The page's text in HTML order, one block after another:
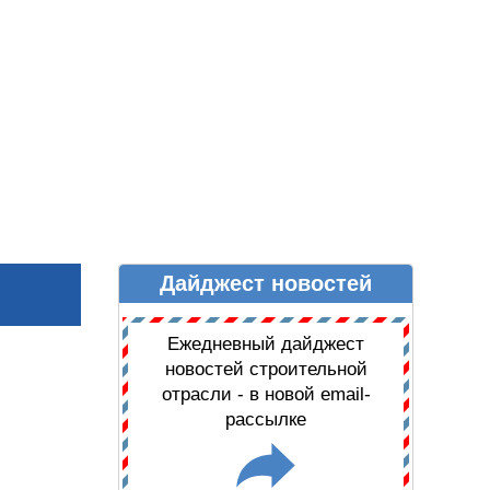
ДАЙДЖЕСТ НОВОСТЕЙДайджест новостей
Ежедневный дайджест
новостей строительной
отрасли - в новой email-
рассылке